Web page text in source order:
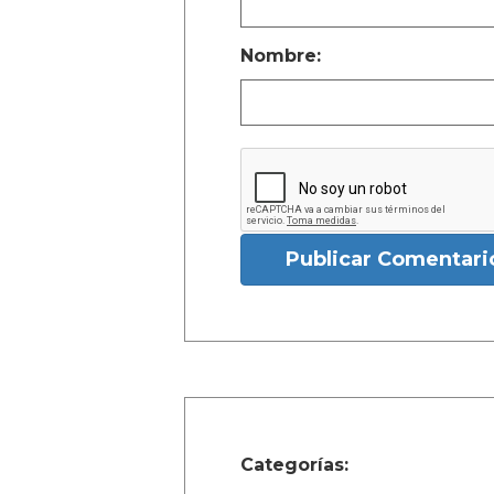
Nombre:
Publicar
Categorías: